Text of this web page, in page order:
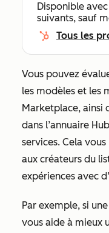
Disponible
suivants, sauf
Tous les
Vous pouvez
les modèles et les
Marketplace, ainsi
dans l’annuaire
services. Cela
aux créateurs du
expériences avec
Par exemple, si
vous aide à mieux